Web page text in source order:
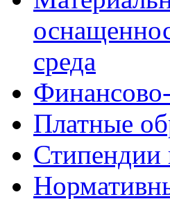
среда
Финансово-
Платные